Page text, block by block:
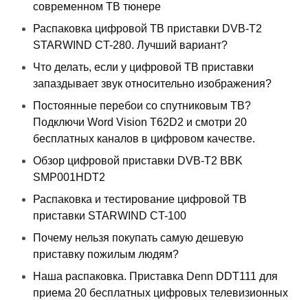
современном ТВ тюнере
Распаковка цифровой ТВ приставки DVB-T2
STARWIND CT-280. Лучший вариант?
Что делать, если у цифровой ТВ приставки
запаздывает звук относительно изображения?
Постоянные перебои со спутниковым ТВ?
Подключи Word Vision T62D2 и смотри 20
бесплатных каналов в цифровом качестве.
Обзор цифровой приставки DVB-T2 BBK
SMP001HDT2
Распаковка и тестирование цифровой ТВ
приставки STARWIND CT-100
Почему нельзя покупать самую дешевую
приставку пожилым людям?
Наша распаковка. Приставка Denn DDT111 для
приема 20 бесплатных цифровых телевизионных